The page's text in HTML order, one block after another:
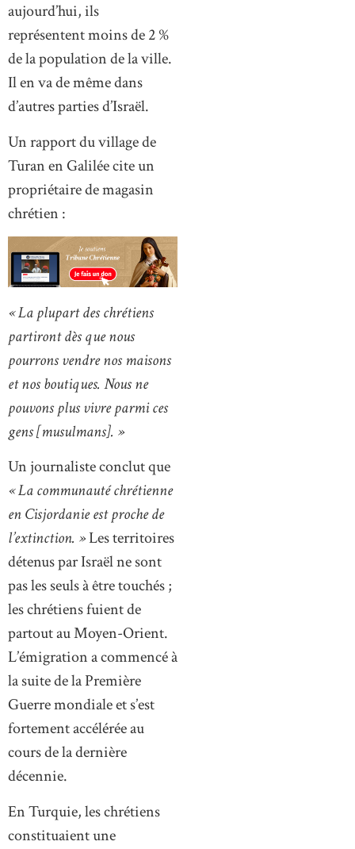
aujourd’hui, ils
représentent moins de 2 %
de la population de la ville.
Il en va de même dans
d’autres parties d’Israël.
Un rapport du village de
Turan en Galilée cite un
propriétaire de magasin
chrétien :
« La plupart des chrétiens
partiront dès que nous
pourrons vendre nos maisons
et nos boutiques. Nous ne
pouvons plus vivre parmi ces
gens [musulmans]. »
Un journaliste conclut que
« La communauté chrétienne
en Cisjordanie est proche de
l’extinction. »Les territoires
détenus par Israël ne sont
pas les seuls à être touchés ;
les chrétiens fuient de
partout au Moyen-Orient.
L’émigration a commencé à
la suite de la Première
Guerre mondiale et s’est
fortement accélérée au
cours de la dernière
décennie.
En Turquie, les chrétiens
constituaient une